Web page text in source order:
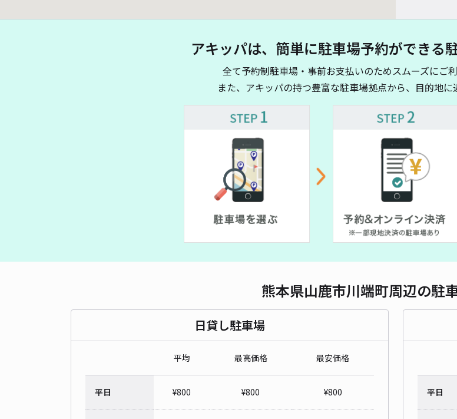
アキッパは、簡単に駐車場予約ができる
全て予約制駐車場・事前お支払いのためスムーズにご
また、アキッパの持つ豊富な駐車場拠点から、目的地に
熊本県山鹿市川端町周辺の駐
日貸し駐車場
平均 最高価格 最安価格
平日 ¥800 ¥800 ¥800 平日